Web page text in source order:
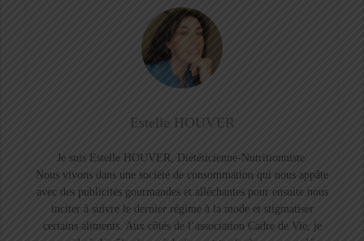
Estelle HOUVER
Je suis Estelle HOUVER, Diététicienne-Nutritionniste.
Nous vivons dans une société de consommation qui nous appâte
avec des publicités gourmandes et alléchantes pour ensuite nous
inciter à suivre le dernier régime à la mode et stigmatiser
certains aliments. Aux côtés de l’association Cadre de Vie, je